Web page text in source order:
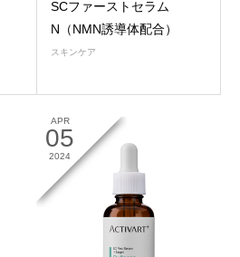
SCファーストセラム
N（NMN誘導体配合）
スキンケア
APR
05
2024